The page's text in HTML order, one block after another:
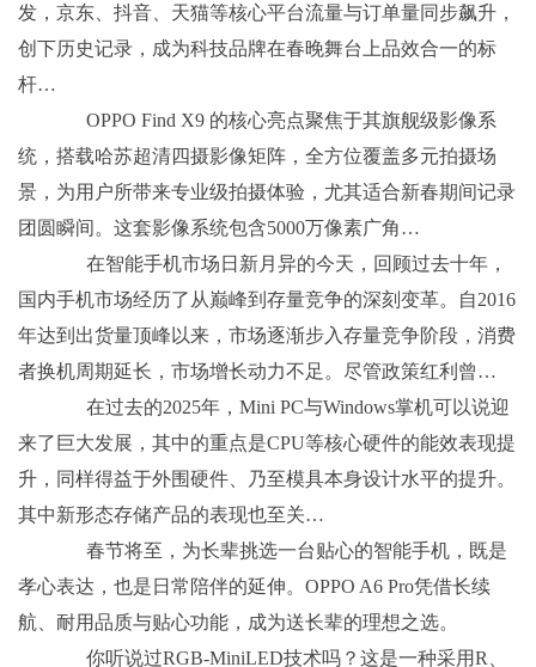
发，京东、抖音、天猫等核心平台流量与订单量同步飙升，
创下历史记录，成为科技品牌在春晚舞台上品效合一的标
杆…
OPPO Find X9 的核心亮点聚焦于其旗舰级影像系
统，搭载哈苏超清四摄影像矩阵，全方位覆盖多元拍摄场
景，为用户所带来专业级拍摄体验，尤其适合新春期间记录
团圆瞬间。这套影像系统包含5000万像素广角…
在智能手机市场日新月异的今天，回顾过去十年，
国内手机市场经历了从巅峰到存量竞争的深刻变革。自2016
年达到出货量顶峰以来，市场逐渐步入存量竞争阶段，消费
者换机周期延长，市场增长动力不足。尽管政策红利曾…
在过去的2025年，Mini PC与Windows掌机可以说迎
来了巨大发展，其中的重点是CPU等核心硬件的能效表现提
升，同样得益于外围硬件、乃至模具本身设计水平的提升。
其中新形态存储产品的表现也至关…
春节将至，为长辈挑选一台贴心的智能手机，既是
孝心表达，也是日常陪伴的延伸。OPPO A6 Pro凭借长续
航、耐用品质与贴心功能，成为送长辈的理想之选。
你听说过RGB-MiniLED技术吗？这是一种采用R、